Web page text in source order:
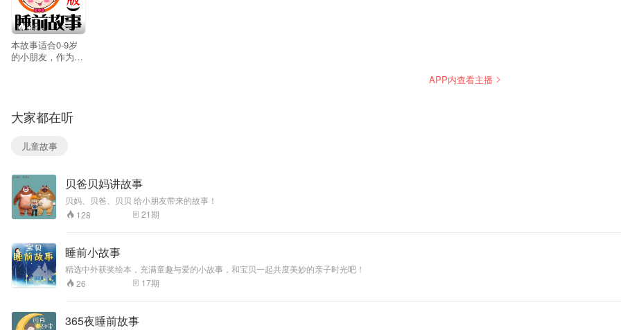
152
本故事适合0-9岁
的小朋友，作为睡
能让小朋友接受，
本专辑通过上千个
通过故事情节和语
商熏陶和情感培
养，以及提高语言
场景应用的学习能
力！
APP内查看主播
大家都在听
儿童故事
贝爸贝妈讲故事
贝妈、贝爸、贝贝 给小朋友带来的故事！
128
21期
睡前小故事
精选中外获奖绘本，充满童趣与爱的小故事，和宝贝一起共度美妙的亲子时光吧！
26
17期
365夜睡前故事